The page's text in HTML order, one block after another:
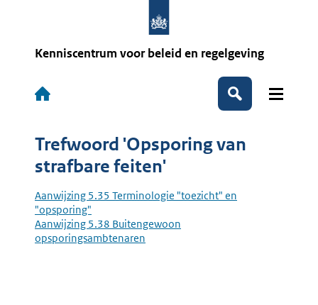
Kenniscentrum voor beleid en regelgeving
Hoofdnavigatie
Zoeken
Trefwoord 'Opsporing van
strafbare feiten'
Aanwijzing 5.35 Terminologie "toezicht" en
"opsporing"
Aanwijzing 5.38 Buitengewoon
opsporingsambtenaren